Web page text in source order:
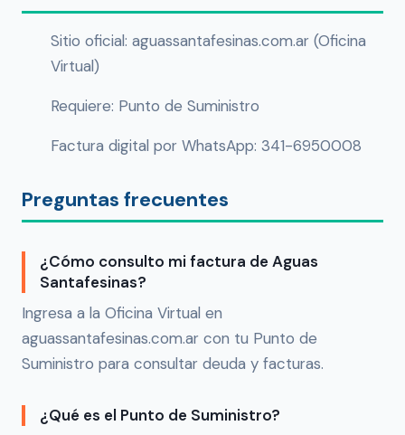
Sitio oficial: aguassantafesinas.com.ar (Oficina
Virtual)
Requiere: Punto de Suministro
Factura digital por WhatsApp: 341-6950008
Preguntas frecuentes
¿Cómo consulto mi factura de Aguas
Santafesinas?
Ingresa a la Oficina Virtual en
aguassantafesinas.com.ar con tu Punto de
Suministro para consultar deuda y facturas.
¿Qué es el Punto de Suministro?